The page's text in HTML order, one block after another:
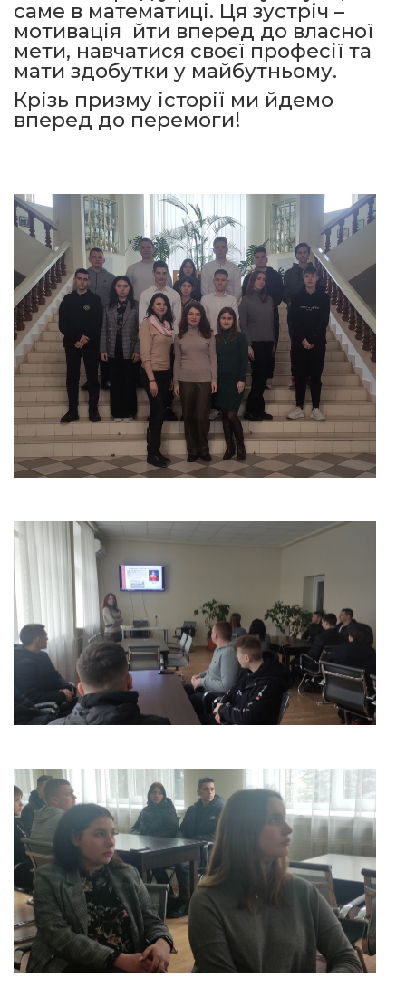
саме в математиці. Ця зустріч –
мотивація йти вперед до власної
мети, навчатися своєї професії та
мати здобутки у майбутньому.
Крізь призму історії ми йдемо
вперед до перемоги!